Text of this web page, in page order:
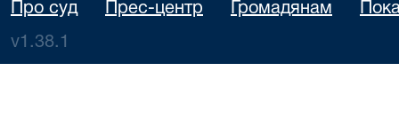
Про суд Прес-центр Громадянам
v1.38.1